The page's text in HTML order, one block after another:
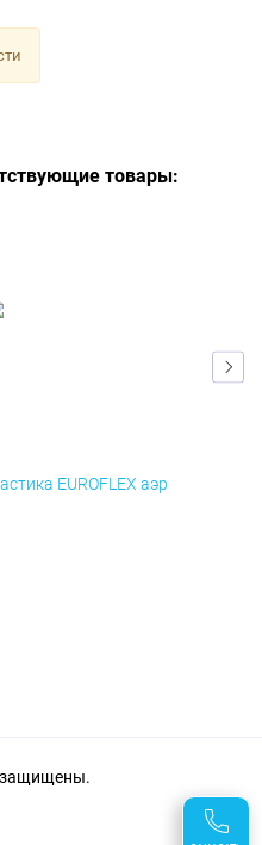
товары:
EUROFLEX аэр